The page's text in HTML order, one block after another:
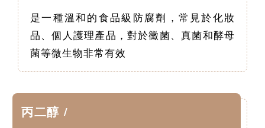
是一種溫和的食品級防腐劑，常見於化妝
品、個人護理產品，對於黴菌、真菌和酵母
菌等微生物非常有效
丙二醇 /